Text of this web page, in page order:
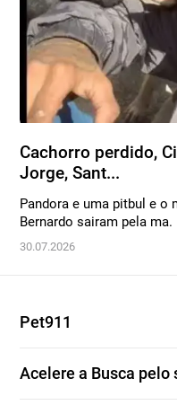
Cachorro perdido,
Jorge, Sant...
Pandora e uma pitbul e o
Bernardo sairam pela ma.
30.07.2026
Pet911
Acelere a Busca